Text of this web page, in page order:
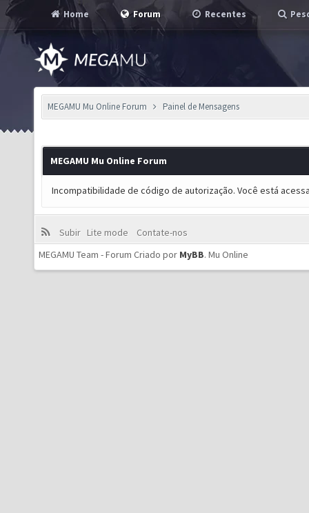
Home Forum Recentes
MEGAMU Mu Online Forum Painel de Mensagens
MEGAMU Mu Online Forum
Incompatibilidade de código de autorização. Você está
Subir Lite mode
Contate-nos
MEGAMU Team - Forum Criado por MyBB. Mu Online